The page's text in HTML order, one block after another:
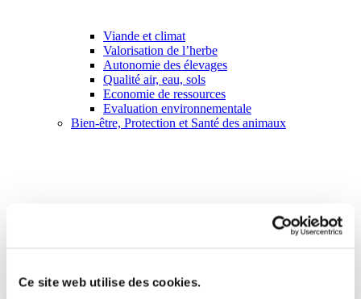
Ce site web utilise des cookies.
Viande et climat
Valorisation de l’herbe
Autonomie des élevages
Qualité air, eau, sols
Economie de ressources
Evaluation environnementale
Bien-être, Protection et Santé des animaux